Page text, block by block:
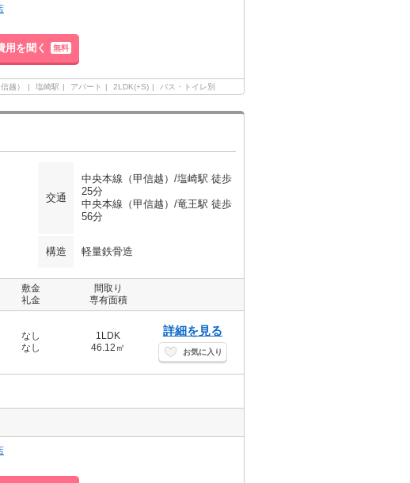
用を聞く 無料
越） 塩崎駅 アパート 2LDK(+S) バス・トイレ別
交通
中央本線（甲信越）/塩崎駅 徒歩
25分
中央本線（甲信越）/竜王駅 徒歩
56分
構造 軽量鉄骨造
敷金
礼金
間取り
専有面積
なし
なし
1LDK
46.12㎡
詳細を見る
お気に入り